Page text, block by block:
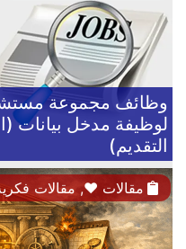
لوظيفة مدخل
التقديم)
مقالات ♥, مقالات